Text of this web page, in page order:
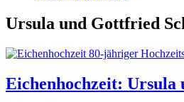
Ursula und Gottfried
Eichenhochzeit: Ursula